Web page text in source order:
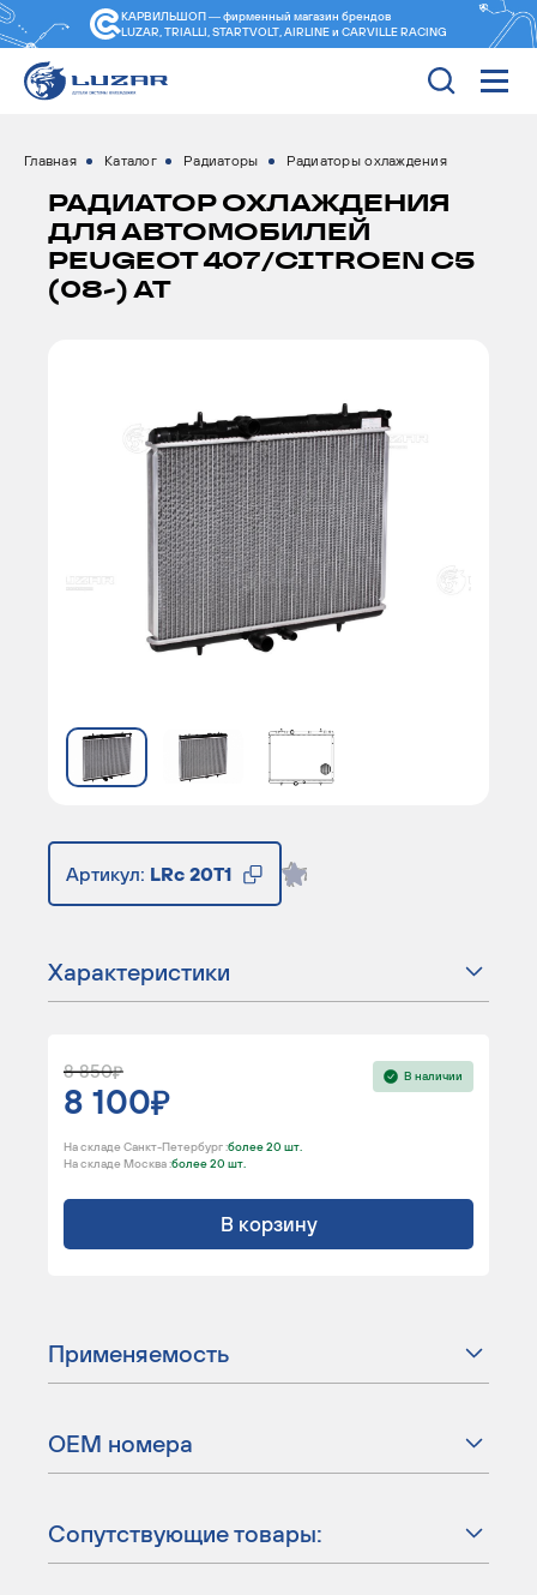
КАРВИЛЬШОП — фирменный магазин брендов
LUZAR, TRIALLI, STARTVOLT, AIRLINE и CARVILLE RACING
Главная Каталог Радиаторы Радиаторы охлаждения
РАДИАТОР ОХЛАЖДЕНИЯ
ДЛЯ АВТОМОБИЛЕЙ
PEUGEOT 407/CITROEN C5
(08-) AT
Артикул: LRc 20T1
Характеристики
8 850
8 100
В наличии
На складе Санкт-Петербург :более 20 шт.
На складе Москва :более 20 шт.
В корзину
Применяемость
ОЕМ номера
Сопутствующие товары: